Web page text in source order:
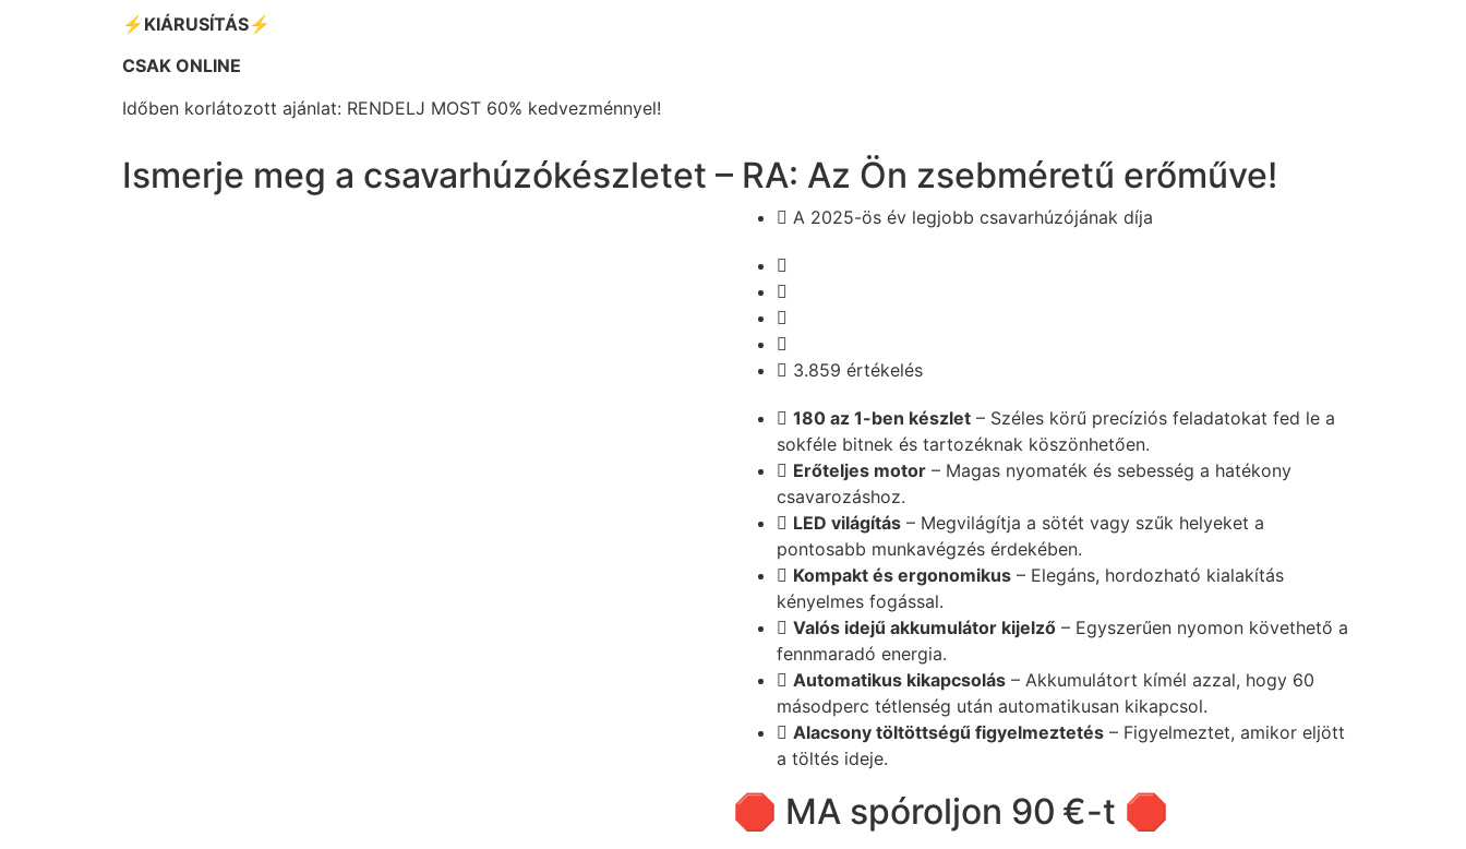
⚡️KIÁRUSÍTÁS⚡️
CSAK ONLINE
Időben korlátozott ajánlat: RENDELJ MOST 60% kedvezménnyel!
Ismerje meg a csavarhúzókészletet – RA: Az Ön zsebméretű erőműve!
A 2025-ös év legjobb csavarhúzójának díja
3.859 értékelés
180 az 1-ben készlet – Széles körű precíziós feladatokat fed le a
sokféle bitnek és tartozéknak köszönhetően.
Erőteljes motor – Magas nyomaték és sebesség a hatékony
csavarozáshoz.
LED világítás – Megvilágítja a sötét vagy szűk helyeket a
pontosabb munkavégzés érdekében.
Kompakt és ergonomikus – Elegáns, hordozható kialakítás
kényelmes fogással.
Valós idejű akkumulátor kijelző – Egyszerűen nyomon követhető a
fennmaradó energia.
Automatikus kikapcsolás – Akkumulátort kímél azzal, hogy 60
másodperc tétlenség után automatikusan kikapcsol.
Alacsony töltöttségű figyelmeztetés – Figyelmeztet, amikor eljött
a töltés ideje.
🛑 MA spóroljon 90 €-t 🛑